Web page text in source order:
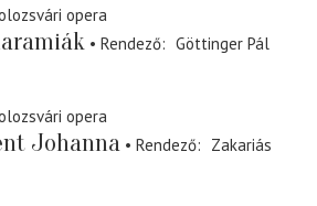
opera
Rendező
Göttinger Pál
opera
Johanna Rendező
Zakariás